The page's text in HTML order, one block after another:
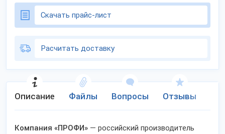
Скачать прайс-лист
Расчитать доставку
Описание Файлы Вопросы Отзывы
Компания «ПРОФИ» — российский производитель